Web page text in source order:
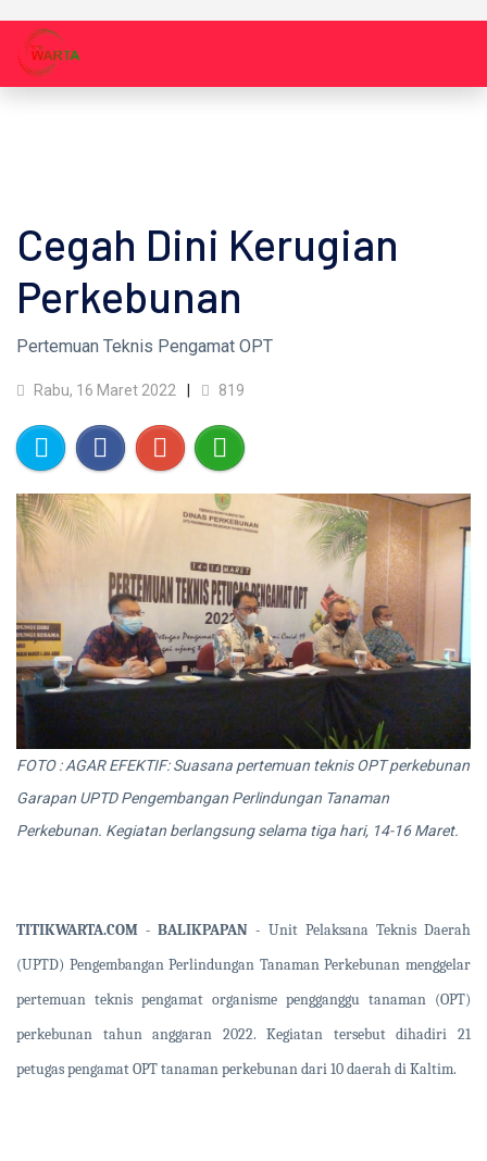
Cegah Dini Kerugian
Perkebunan
Pertemuan Teknis Pengamat OPT
Rabu, 16 Maret 2022 819
FOTO : AGAR EFEKTIF: Suasana pertemuan teknis OPT perkebunan
Garapan UPTD Pengembangan Perlindungan Tanaman
Perkebunan. Kegiatan berlangsung selama tiga hari, 14-16 Maret.
TITIKWARTA.COM - BALIKPAPAN - Unit Pelaksana Teknis Daerah
(UPTD) Pengembangan Perlindungan Tanaman Perkebunan menggelar
pertemuan teknis pengamat organisme pengganggu tanaman (OPT)
perkebunan tahun anggaran 2022. Kegiatan tersebut dihadiri 21
petugas pengamat OPT tanaman perkebunan dari 10 daerah di Kaltim.